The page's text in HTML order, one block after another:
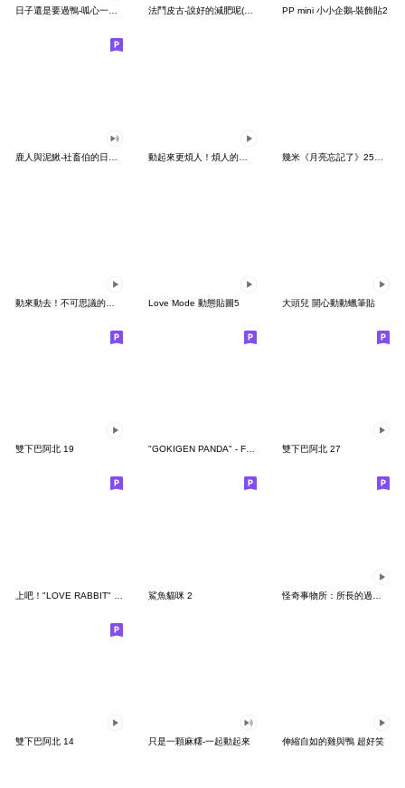
日子還是要過鴨-呱心一下鴨 法鬥皮古-說好的減肥呢(第15彈) PP mini 小小企鵝-裝飾貼2
幾米《月亮忘記了》25周年 x 晴天P莉
Love Mode 動態貼圖5 大頭兒 開心動動蠟筆貼
雙下巴阿北 19 "GOKIGEN PANDA" - Feeling / global 雙下巴阿北 27
鯊魚貓咪 2
雙下巴阿北 14 只是一顆麻糬-一起動起來 伸縮自如的雞與鴨 超好笑